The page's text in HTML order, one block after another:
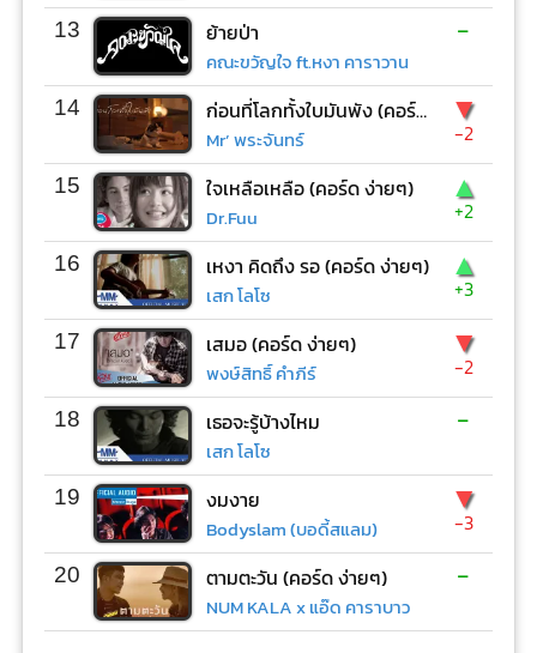
13 ย้ายป่า
คณะขวัญใจ ft.หงา คาราวาน
-
14 ก่อนที่โลกทั้งใบมันพัง (คอร์ด ง่ายๆ)
Mr’ พระจันทร์
▼
-2
15 ใจเหลือเหลือ (คอร์ด ง่ายๆ)
Dr.Fuu
▲
+2
16 เหงา คิดถึง รอ (คอร์ด ง่ายๆ)
เสก โลโซ
▲
+3
17 เสมอ (คอร์ด ง่ายๆ)
พงษ์สิทธิ์ คำภีร์
▼
-2
18 เธอจะรู้บ้างไหม
เสก โลโซ
-
19 งมงาย
Bodyslam (บอดี้สแลม)
▼
-3
20 ตามตะวัน (คอร์ด ง่ายๆ)
NUM KALA x แอ๊ด คาราบาว
-